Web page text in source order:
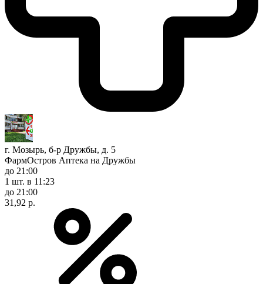
г. Мозырь, б-р Дружбы, д. 5
ФармОстров Аптека на Дружбы
до 21:00
1 шт. в 11:23
до 21:00
31,92 р.